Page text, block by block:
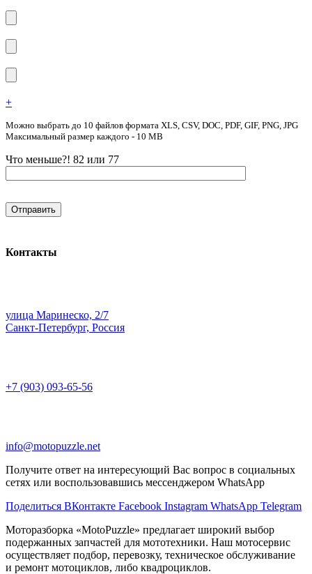
+
Можно выбрать до 10 файлов формата XLS, CSV, DOC, PDF, GIF, PNG, JPG
Максимальный размер каждого - 10 MB
Что меньше?! 82 или 77
Контакты
улица Маринеско, 2/7
Санкт-Петербург, Россия
+7 (903) 093-65-56
info@motopuzzle.net
Получите ответ на интересующий Вас вопрос в социальных
сетях или воспользовавшись мессенджером WhatsApp
Поделиться ВКонтакте Facebook Instagram WhatsApp Telegram
Моторазборка «MotoPuzzle» предлагает широкий выбор
подержанных запчастей для мототехники. Наш мотосервис
осуществляет подбор, перевозку, техническое обслуживание
и ремонт мотоциклов, либо квадроциклов.